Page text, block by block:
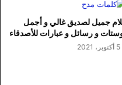
جميل لصديق غالي و أجمل
و رسائل و عبارات للأصدقاء
5 أكتوبر، 2021